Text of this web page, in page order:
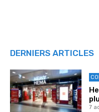
DERNIERS ARTICLES
7